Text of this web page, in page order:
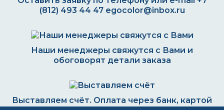
(812) 493 44 47 egocolor@inbox.ru
Наши менеджеры свяжутся с Вами и
обоговорят детали заказа
Выставляем счёт. Оплата через банк, картой